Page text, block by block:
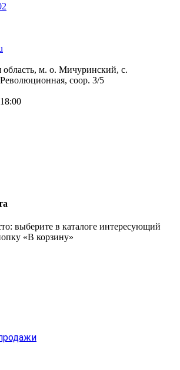
область, м. о. Мичуринский, с.
соор. 3/5
выберите в каталоге интересующий
«В корзину»